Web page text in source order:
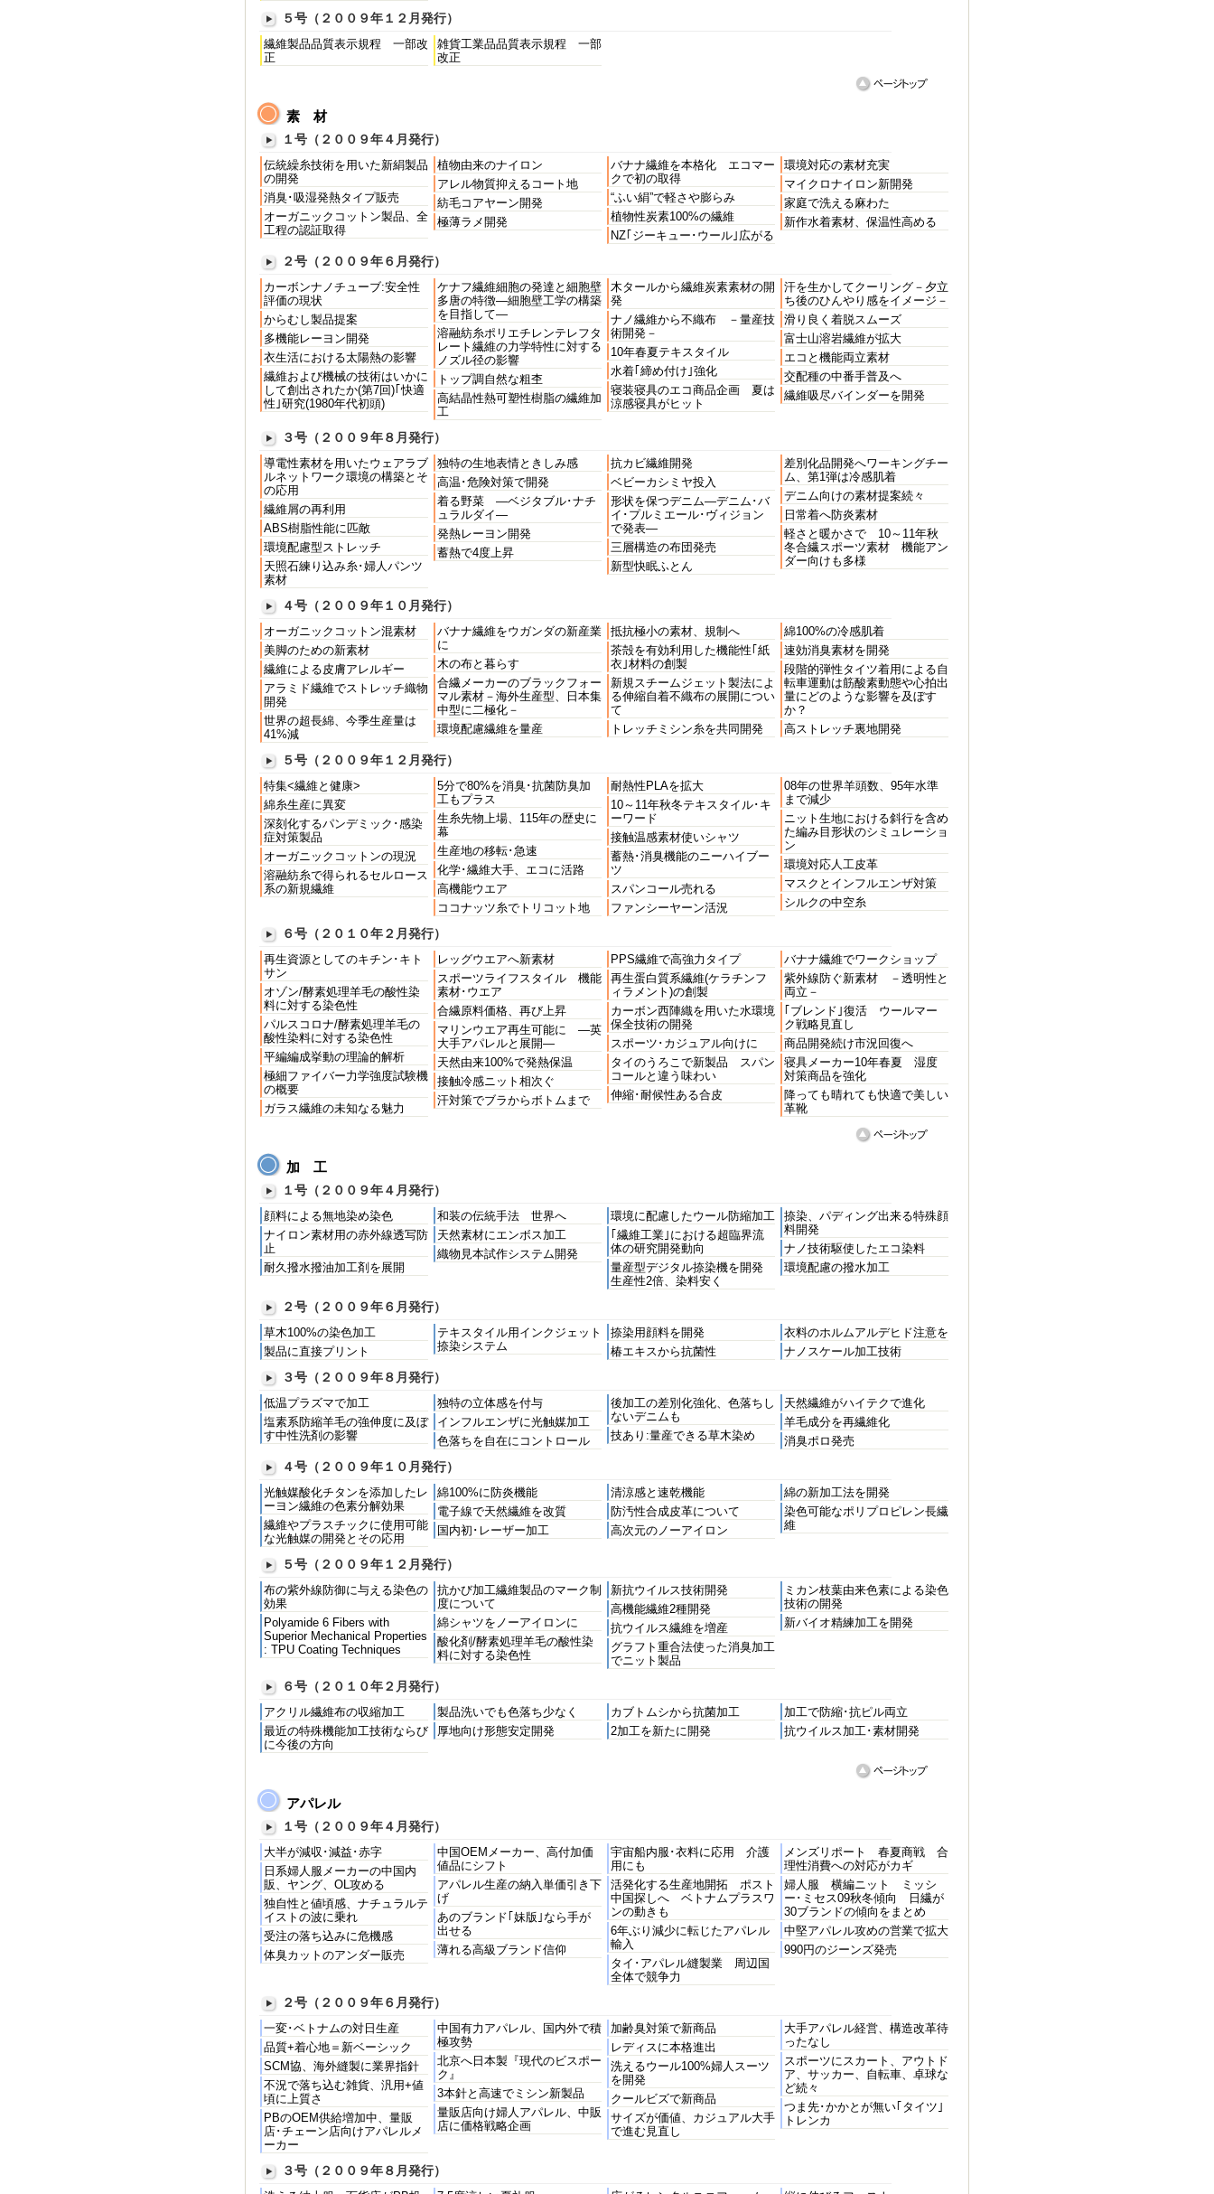
５号（２００９年１２月発行）
繊維製品品質表示規程 一部改
正
雑貨工業品品質表示規程 一部
改正
素 材
１号（２００９年４月発行）
伝統繰糸技術を用いた新絹製品
の開発
消臭･吸湿発熱タイプ販売
オーガニックコットン製品、全
工程の認証取得
植物由来のナイロン
アレル物質抑えるコート地
紡毛コアヤーン開発
極薄ラメ開発
バナナ繊維を本格化 エコマー
クで初の取得
“ふい絹”で軽さや膨らみ
植物性炭素100%の繊維
NZ｢ジーキュー･ウール｣広がる
環境対応の素材充実
マイクロナイロン新開発
家庭で洗える麻わた
新作水着素材、保温性高める
２号（２００９年６月発行）
カーボンナノチューブ:安全性
評価の現状
からむし製品提案
多機能レーヨン開発
衣生活における太陽熱の影響
繊維および機械の技術はいかに
して創出されたか(第7回)｢快適
性｣研究(1980年代初頭)
ケナフ繊維細胞の発達と細胞壁
多唐の特徴―細胞壁工学の構築
を目指して―
溶融紡糸ポリエチレンテレフタ
レート繊維の力学特性に対する
ノズル径の影響
トップ調自然な粗杢
高結晶性熱可塑性樹脂の繊維加
工
木タールから繊維炭素素材の開
発
ナノ繊維から不織布 －量産技
術開発－
10年春夏テキスタイル
水着｢締め付け｣強化
寝装寝具のエコ商品企画 夏は
涼感寝具がヒット
汗を生かしてクーリング－夕立
ち後のひんやり感をイメージ－
滑り良く着脱スムーズ
富士山溶岩繊維が拡大
エコと機能両立素材
交配種の中番手普及へ
繊維吸尽バインダーを開発
３号（２００９年８月発行）
導電性素材を用いたウェアラブ
ルネットワーク環境の構築とそ
の応用
繊維屑の再利用
ABS樹脂性能に匹敵
環境配慮型ストレッチ
天照石練り込み糸･婦人パンツ
素材
独特の生地表情ときしみ感
高温･危険対策で開発
着る野菜 ―ベジタブル･ナチ
ュラルダイ―
発熱レーヨン開発
蓄熱で4度上昇
抗カビ繊維開発
ベビーカシミヤ投入
形状を保つデニム―デニム･バ
イ･プルミエール･ヴィジョン
で発表―
三層構造の布団発売
新型快眠ふとん
差別化品開発へワーキングチー
ム、第1弾は冷感肌着
デニム向けの素材提案続々
日常着へ防炎素材
軽さと暖かさで 10～11年秋
冬合繊スポーツ素材 機能アン
ダー向けも多様
４号（２００９年１０月発行）
オーガニックコットン混素材
美脚のための新素材
繊維による皮膚アレルギー
アラミド繊維でストレッチ織物
開発
世界の超長綿、今季生産量は
41%減
バナナ繊維をウガンダの新産業
に
木の布と暮らす
合繊メーカーのブラックフォー
マル素材－海外生産型、日本集
中型に二極化－
環境配慮繊維を量産
抵抗極小の素材、規制へ
茶殻を有効利用した機能性｢紙
衣｣材料の創製
新規スチームジェット製法によ
る伸縮自着不織布の展開につい
て
トレッチミシン糸を共同開発
綿100%の冷感肌着
速効消臭素材を開発
段階的弾性タイツ着用による自
転車運動は筋酸素動態や心拍出
量にどのような影響を及ぼす
か？
高ストレッチ裏地開発
５号（２００９年１２月発行）
特集<繊維と健康>
綿糸生産に異変
深刻化するパンデミック･感染
症対策製品
オーガニックコットンの現況
溶融紡糸で得られるセルロース
系の新規繊維
5分で80%を消臭･抗菌防臭加
工もプラス
生糸先物上場、115年の歴史に
幕
生産地の移転･急速
化学･繊維大手、エコに活路
高機能ウエア
ココナッツ糸でトリコット地
耐熱性PLAを拡大
10～11年秋冬テキスタイル･キ
ーワード
接触温感素材使いシャツ
蓄熱･消臭機能のニーハイブー
ツ
スパンコール売れる
ファンシーヤーン活況
08年の世界羊頭数、95年水準
まで減少
ニット生地における斜行を含め
た編み目形状のシミュレーショ
ン
環境対応人工皮革
マスクとインフルエンザ対策
シルクの中空糸
６号（２０１０年２月発行）
再生資源としてのキチン･キト
サン
オゾン/酵素処理羊毛の酸性染
料に対する染色性
パルスコロナ/酵素処理羊毛の
酸性染料に対する染色性
平編編成挙動の理論的解析
極細ファイバー力学強度試験機
の概要
ガラス繊維の未知なる魅力
レッグウエアへ新素材
スポーツライフスタイル 機能
素材･ウエア
合繊原料価格、再び上昇
マリンウエア再生可能に ―英
大手アパレルと展開―
天然由来100%で発熱保温
接触冷感ニット相次ぐ
汗対策でブラからボトムまで
PPS繊維で高強力タイプ
再生蛋白質系繊維(ケラチンフ
ィラメント)の創製
カーボン西陣織を用いた水環境
保全技術の開発
スポーツ･カジュアル向けに
タイのうろこで新製品 スパン
コールと違う味わい
伸縮･耐候性ある合皮
バナナ繊維でワークショップ
紫外線防ぐ新素材 －透明性と
両立－
｢ブレンド｣復活 ウールマー
ク戦略見直し
商品開発続け市況回復へ
寝具メーカー10年春夏 湿度
対策商品を強化
降っても晴れても快適で美しい
革靴
加 工
１号（２００９年４月発行）
顔料による無地染め染色
ナイロン素材用の赤外線透写防
止
耐久撥水撥油加工剤を展開
和装の伝統手法 世界へ
天然素材にエンボス加工
織物見本試作システム開発
環境に配慮したウール防縮加工
｢繊維工業｣における超臨界流
体の研究開発動向
量産型デジタル捺染機を開発
生産性2倍、染料安く
捺染、パディング出来る特殊顔
料開発
ナノ技術駆使したエコ染料
環境配慮の撥水加工
２号（２００９年６月発行）
草木100%の染色加工
製品に直接プリント
テキスタイル用インクジェット
捺染システム
捺染用顔料を開発
椿エキスから抗菌性
衣料のホルムアルデヒド注意を
ナノスケール加工技術
３号（２００９年８月発行）
低温プラズマで加工
塩素系防縮羊毛の強伸度に及ぼ
す中性洗剤の影響
独特の立体感を付与
インフルエンザに光触媒加工
色落ちを自在にコントロール
後加工の差別化強化、色落ちし
ないデニムも
技あり:量産できる草木染め
天然繊維がハイテクで進化
羊毛成分を再繊維化
消臭ポロ発売
４号（２００９年１０月発行）
光触媒酸化チタンを添加したレ
ーヨン繊維の色素分解効果
繊維やプラスチックに使用可能
な光触媒の開発とその応用
綿100%に防炎機能
電子線で天然繊維を改質
国内初･レーザー加工
清涼感と速乾機能
防汚性合成皮革について
高次元のノーアイロン
綿の新加工法を開発
染色可能なポリプロピレン長繊
維
５号（２００９年１２月発行）
布の紫外線防御に与える染色の
効果
Polyamide 6 Fibers with
Superior Mechanical Properties
: TPU Coating Techniques
抗かび加工繊維製品のマーク制
度について
綿シャツをノーアイロンに
酸化剤/酵素処理羊毛の酸性染
料に対する染色性
新抗ウイルス技術開発
高機能繊維2種開発
抗ウイルス繊維を増産
グラフト重合法使った消臭加工
でニット製品
ミカン枝葉由来色素による染色
技術の開発
新バイオ精練加工を開発
６号（２０１０年２月発行）
アクリル繊維布の収縮加工
最近の特殊機能加工技術ならび
に今後の方向
製品洗いでも色落ち少なく
厚地向け形態安定開発
カブトムシから抗菌加工
2加工を新たに開発
加工で防縮･抗ピル両立
抗ウイルス加工･素材開発
アパレル
１号（２００９年４月発行）
大半が減収･減益･赤字
日系婦人服メーカーの中国内
販、ヤング、OL攻める
独自性と値頃感、ナチュラルテ
イストの波に乗れ
受注の落ち込みに危機感
体臭カットのアンダー販売
中国OEMメーカー、高付加価
値品にシフト
アパレル生産の納入単価引き下
げ
あのブランド｢妹版｣なら手が
出せる
薄れる高級ブランド信仰
宇宙船内服･衣料に応用 介護
用にも
活発化する生産地開拓 ポスト
中国探しへ ベトナムプラスワ
ンの動きも
6年ぶり減少に転じたアパレル
輸入
タイ･アパレル縫製業 周辺国
全体で競争力
メンズリポート 春夏商戦 合
理性消費への対応がカギ
婦人服 横編ニット ミッシ
ー･ミセス09秋冬傾向 日繊が
30ブランドの傾向をまとめ
中堅アパレル攻めの営業で拡大
990円のジーンズ発売
２号（２００９年６月発行）
一変･ベトナムの対日生産
品質+着心地＝新ベーシック
SCM協、海外縫製に業界指針
不況で落ち込む雑貨、汎用+値
頃に上質さ
PBのOEM供給増加中、量販
店･チェーン店向けアパレルメ
ーカー
中国有力アパレル、国内外で積
極攻勢
北京へ日本製『現代のビスポー
ク』
3本針と高速でミシン新製品
量販店向け婦人アパレル、中販
店に価格戦略企画
加齢臭対策で新商品
レディスに本格進出
洗えるウール100%婦人スーツ
を開発
クールビズで新商品
サイズが価値、カジュアル大手
で進む見直し
大手アパレル経営、構造改革待
ったなし
スポーツにスカート、アウトド
ア、サッカー、自転車、卓球な
ど続々
つま先･かかとが無い｢タイツ｣
トレンカ
３号（２００９年８月発行）